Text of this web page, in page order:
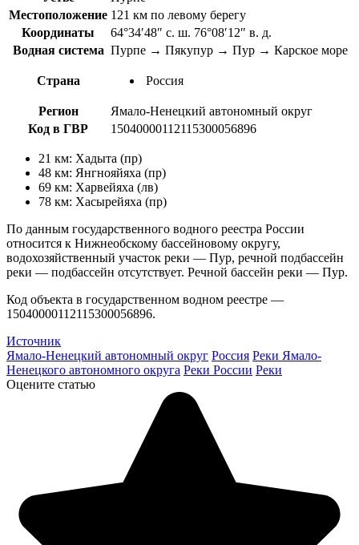
Местоположение 121 км по левому берегу
Координаты
64°34′48″ с. ш. 76°08′12″ в. д.
Водная система Пурпе → Пякупур → Пур → Карское море
Страна Россия
Регион
Ямало-Ненецкий автономный округ
Код в ГВР
15040000112115300056896
21 км: Хадыта (пр)
48 км: Янгнояйяха (пр)
69 км: Харвейяха (лв)
78 км: Хасырейяха (пр)
По данным государственного водного реестра России
относится к Нижнеобскому бассейновому округу,
водохозяйственный участок реки — Пур, речной подбассейн
реки — подбассейн отсутствует. Речной бассейн реки — Пур.
Код объекта в государственном водном реестре —
15040000112115300056896.
Источник
Ямало-Ненецкий автономный округ Россия Реки Ямало-
Ненецкого автономного округа Реки России Реки
Оцените статью